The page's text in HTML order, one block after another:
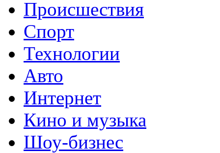
Происшествия
Спорт
Технологии
Авто
Интернет
Кино и музыка
Шоу-бизнес